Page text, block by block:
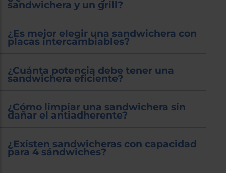
sandwichera y un grill?
¿Es mejor elegir una sandwichera con
placas intercambiables?
¿Cuánta potencia debe tener una
sandwichera eficiente?
¿Cómo limpiar una sandwichera sin
dañar el antiadherente?
¿Existen sandwicheras con capacidad
para 4 sándwiches?